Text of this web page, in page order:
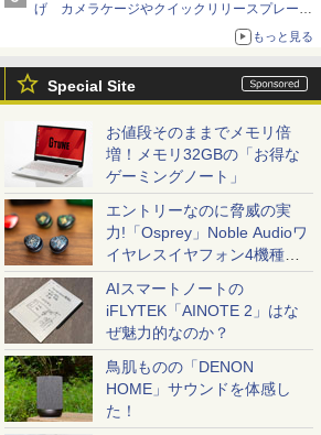
げ カメラケージやクイックリリースプレート
もっと見る
Special Site
お値段そのままでメモリ倍
増！メモリ32GBの「お得な
ゲーミングノート」
エントリーなのに脅威の実
力!「Osprey」Noble Audioワ
イヤレスイヤフォン4機種を
一気に聴く
AIスマートノートの
iFLYTEK「AINOTE 2」はな
ぜ魅力的なのか？
鳥肌ものの「DENON
HOME」サウンドを体感し
た！